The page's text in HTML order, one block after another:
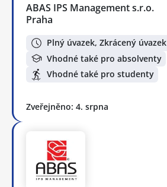
ABAS IPS Management s.r.o.
Praha
Plný úvazek, Zkrácený úvazek
Vhodné také pro absolventy
Vhodné také pro studenty
Zveřejněno: 4. srpna